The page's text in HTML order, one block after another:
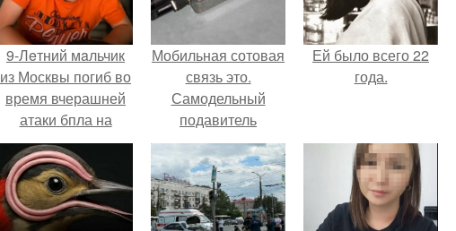
9-Лeтний мaльчик
из Москвы погиб во
время вчерашней
атаки бпла на
пляже под
Геленджиком.
Мобильная сотовая
связь это.
Самодельный
подавитель
мобильной свзяи.
Ей было всего 22
года.